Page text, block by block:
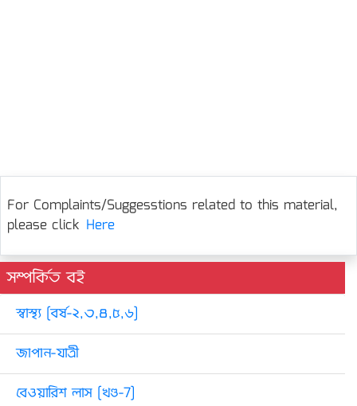
For Complaints/Suggesstions related to this material,
please click Here
সম্পর্কিত বই
স্বাস্থ্য [বর্ষ-২,৩,৪,৫,৬]
জাপান-যাত্রী
বেওয়ারিশ লাস [খণ্ড-7]